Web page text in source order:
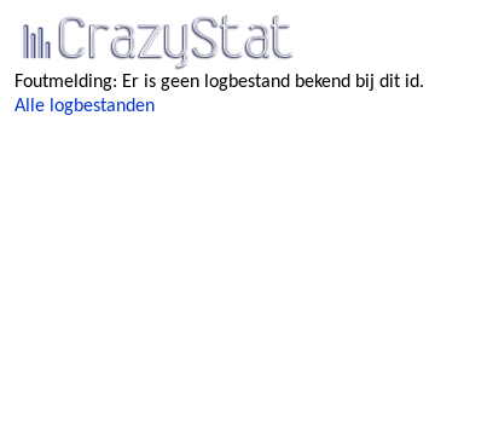
Foutmelding: Er is geen logbestand bekend bij dit id.
Alle logbestanden